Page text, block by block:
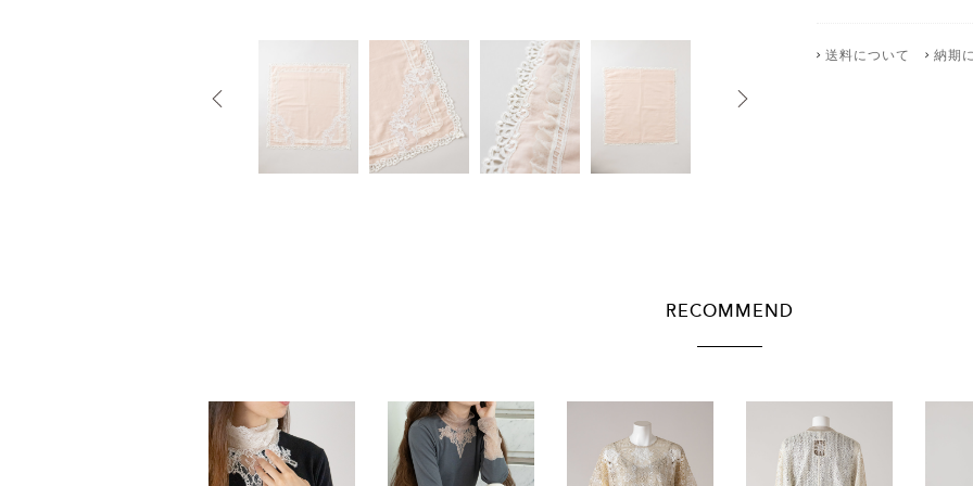
送料について 納期
RECOMMEND